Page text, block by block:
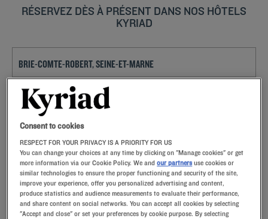
RÉSERVEZ DÈS À PRÉSENT DANS NOS HÔTELS
KYRIAD
Navigate forward to interact with the calendar and select a date. Press
RECHERCHER
Ajouter un code
Consent to cookies
RESPECT FOR YOUR PRIVACY IS A PRIORITY FOR US
You can change your choices at any time by clicking on "Manage cookies" or get
more information via our Cookie Policy. We andour partners use cookies or
similar technologies to ensure the proper functioning and security of the site,
improve your experience, offer you personalized advertising and content,
produce statistics and audience measurements to evaluate their performance,
and share content on social networks. You can accept all cookies by selecting
"Accept and close" or set your preferences by cookie purpose. By selecting